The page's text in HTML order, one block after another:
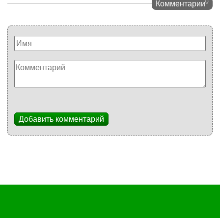
Комментарии
Добавить комментарий